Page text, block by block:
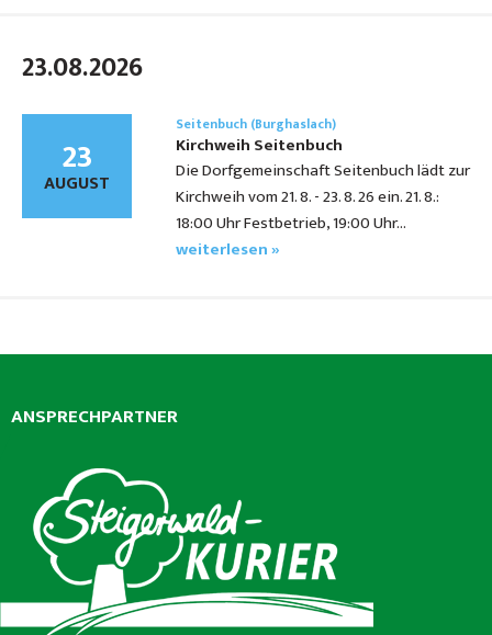
23.08.2026
23
AUGUST
Seitenbuch (Burghaslach)
Kirchweih Seitenbuch
Die Dorfgemeinschaft Seitenbuch lädt zur
Kirchweih vom 21. 8. - 23. 8. 26 ein. 21. 8.:
18:00 Uhr Festbetrieb, 19:00 Uhr…
weiterlesen »
ANSPRECHPARTNER